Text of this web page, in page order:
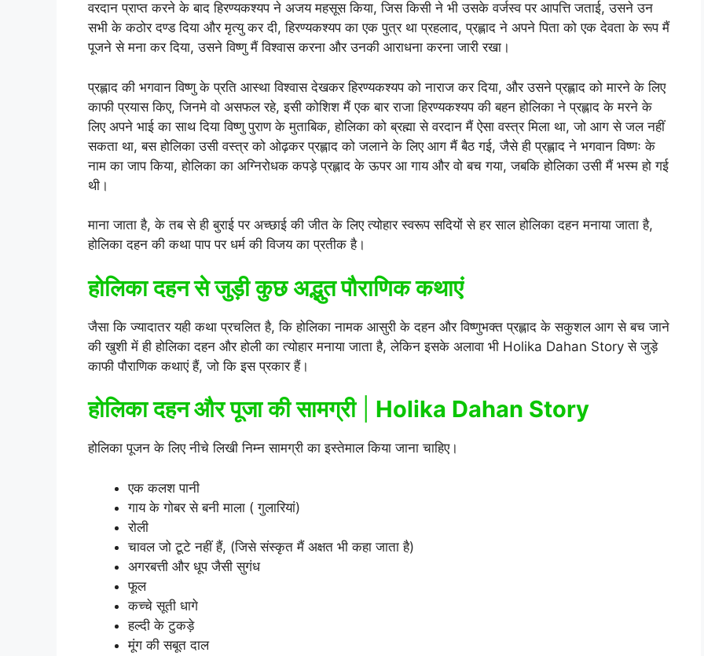
वरदान प्राप्त करने के बाद हिरण्यकश्यप ने अजय महसूस किया, जिस किसी ने भी उसके वर्जस्व पर आपत्ति जताई, उसने उन
सभी के कठोर दण्ड दिया और मृत्यु कर दी, हिरण्यकश्यप का एक पुत्र था प्रहलाद, प्रह्लाद ने अपने पिता को एक देवता के रूप मैं
पूजने से मना कर दिया, उसने विष्णु मैं विश्वास करना और उनकी आराधना करना जारी रखा।
प्रह्लाद की भगवान विष्णु के प्रति आस्था विश्वास देखकर हिरण्यकश्यप को नाराज कर दिया, और उसने प्रह्लाद को मारने के लिए
काफी प्रयास किए, जिनमे वो असफल रहे, इसी कोशिश मैं एक बार राजा हिरण्यकश्यप की बहन होलिका ने प्रह्लाद के मरने के
लिए अपने भाई का साथ दिया विष्णु पुराण के मुताबिक, होलिका को ब्रह्मा से वरदान मैं ऐसा वस्त्र मिला था, जो आग से जल नहीं
सकता था, बस होलिका उसी वस्त्र को ओढ़कर प्रह्लाद को जलाने के लिए आग मैं बैठ गई, जैसे ही प्रह्लाद ने भगवान विष्णः के
नाम का जाप किया, होलिका का अग्निरोधक कपड़े प्रह्लाद के ऊपर आ गाय और वो बच गया, जबकि होलिका उसी मैं भस्म हो गई
थी।
माना जाता है, के तब से ही बुराई पर अच्छाई की जीत के लिए त्योहार स्वरूप सदियों से हर साल होलिका दहन मनाया जाता है,
होलिका दहन की कथा पाप पर धर्म की विजय का प्रतीक है।
होलिका दहन से जुड़ी कुछ अद्भुत पौराणिक कथाएं
जैसा कि ज्यादातर यही कथा प्रचलित है, कि होलिका नामक आसुरी के दहन और विष्णुभक्त प्रह्लाद के सकुशल आग से बच जाने
की खुशी में ही होलिका दहन और होली का त्योहार मनाया जाता है, लेकिन इसके अलावा भी Holika Dahan Story से जुड़े
काफी पौराणिक कथाएं हैं, जो कि इस प्रकार हैं।
होलिका दहन और पूजा की सामग्री| Holika Dahan Story
होलिका पूजन के लिए नीचे लिखी निम्न सामग्री का इस्तेमाल किया जाना चाहिए।
एक कलश पानी
गाय के गोबर से बनी माला ( गुलारियां)
रोली
चावल जो टूटे नहीं हैं, (जिसे संस्कृत मैं अक्षत भी कहा जाता है)
अगरबत्ती और धूप जैसी सुगंध
फूल
कच्चे सूती धागे
हल्दी के टुकड़े
मूंग की सबूत दाल